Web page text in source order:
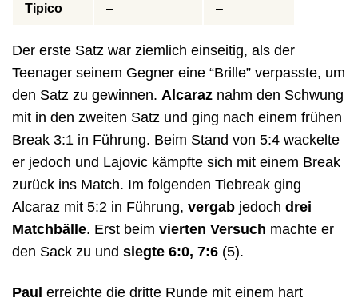
Tipico – –
Der erste Satz war ziemlich einseitig, als der
Teenager seinem Gegner eine “Brille” verpasste, um
den Satz zu gewinnen. Alcaraz nahm den Schwung
mit in den zweiten Satz und ging nach einem frühen
Break 3:1 in Führung. Beim Stand von 5:4 wackelte
er jedoch und Lajovic kämpfte sich mit einem Break
zurück ins Match. Im folgenden Tiebreak ging
Alcaraz mit 5:2 in Führung, vergab jedoch drei
Matchbälle. Erst beim vierten Versuch machte er
den Sack zu und siegte 6:0, 7:6 (5).
Paul erreichte die dritte Runde mit einem hart